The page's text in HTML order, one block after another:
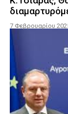
7 Φεβρουαρίου